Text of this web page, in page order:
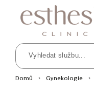
Domů Gynekologie